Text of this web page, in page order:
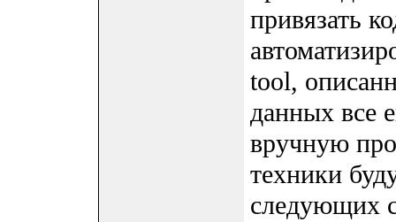
привязать
tool,
данных все
вручную
техники
следующих